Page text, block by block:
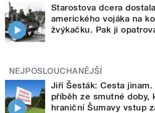
Starostova dcera
amerického vojáka na
žvýkačku. Pak ji
NEJPOSLOUCHANĚJŠÍ
Jiří Šesták: Cesta jinam.
příběh ze smutné doby,
hraniční Šumavy vstup